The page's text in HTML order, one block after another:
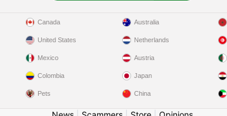
Canada
United States
Mexico
Colombia
Pets
Australia
Netherlands
Austria
Japan
China